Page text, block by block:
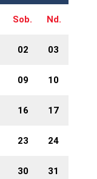
Sob. Nd.
02 03
09 10
16 17
23 24
30 31